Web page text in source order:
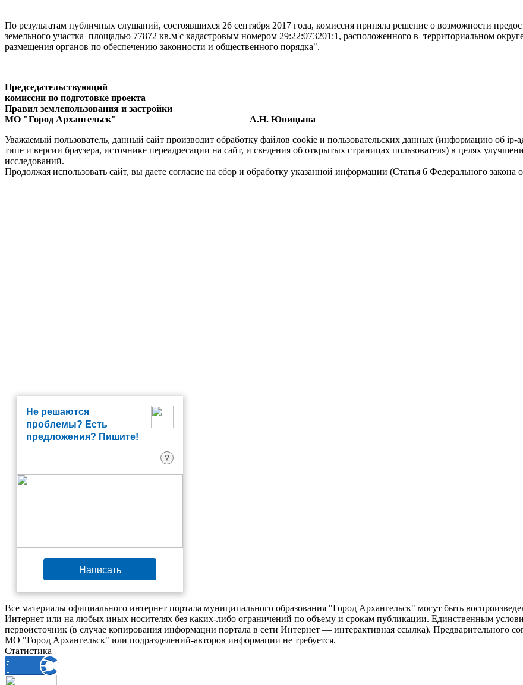
По результатам публичных слушаний, состоявшихся 26 сентября 2017 года, комиссия приняла решение о возможности
земельного участка площадью 77872 кв.м с кадастровым номером 29:22:073201:1, расположенного в территориальном
размещения органов по обеспечению законности и общественного порядка".
Председательствующий
комиссии по подготовке проекта
Правил землепользования и застройки
МО "Город Архангельск" А.Н. Юницына
Уважаемый пользователь, данный сайт производит обработку файлов cookie и пользовательских данных (информацию об
типе и версии браузера, источнике переадресации на сайт, и сведения об открытых страницах пользователя) в целях
исследований.
Продолжая использовать сайт, вы даете согласие на сбор и обработку указанной информации (Статья 6 Федерального
Не решаются
проблемы? Есть
предложения? Пишите!
?
Написать
Все материалы официального интернет портала муниципального образования "Город Архангельск" могут быть
Интернет или на любых иных носителях без каких-либо ограничений по объему и срокам публикации. Единственным
первоисточник (в случае копирования информации портала в сети Интернет — интерактивная ссылка). Предварительного
МО "Город Архангельск" или подразделений-авторов информации не требуется.
Статистика